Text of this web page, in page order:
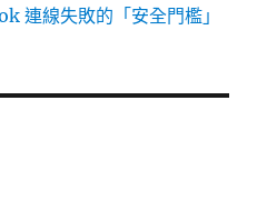
連線失敗的「安全門檻」